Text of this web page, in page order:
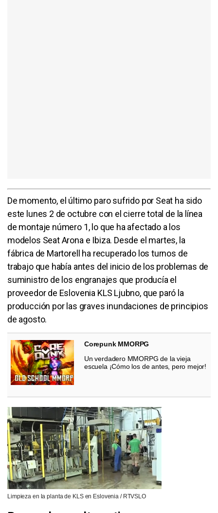
De momento, el último paro sufrido por Seat ha sido
este lunes 2 de octubre con el cierre total de la línea
de montaje número 1, lo que ha afectado a los
modelos Seat Arona e Ibiza. Desde el martes, la
fábrica de Martorell ha recuperado los turnos de
trabajo que había antes del inicio de los problemas de
suministro de los engranajes que producía el
proveedor de Eslovenia KLS Ljubno, que paró la
producción por las graves inundaciones de principios
de agosto.
Corepunk MMORPG
Un verdadero MMORPG de la vieja
escuela ¡Cómo los de antes, pero mejor!
Limpieza en la planta de KLS en Eslovenia / RTVSLO